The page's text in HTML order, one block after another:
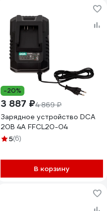
-20%
3 887 ₽4 869 ₽
Зарядное устройство DCA
20В 4А FFCL20-04
5(6)
В корзину